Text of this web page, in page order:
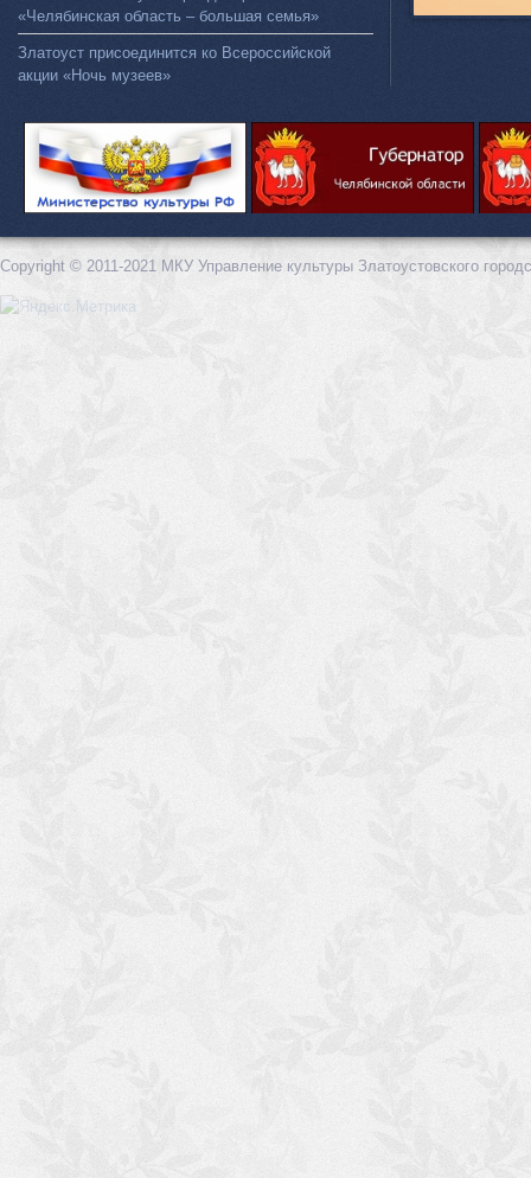
«Челябинская область – большая семья»
Златоуст присоединится ко Всероссийской
акции «Ночь музеев»
Copyright © 2011-2021 МКУ Управление культуры Златоустовского